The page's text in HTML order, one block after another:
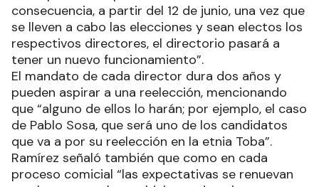
consecuencia, a partir del 12 de junio, una vez que
se lleven a cabo las elecciones y sean electos los
respectivos directores, el directorio pasará a
tener un nuevo funcionamiento”.
El mandato de cada director dura dos años y
pueden aspirar a una reelección, mencionando
que “alguno de ellos lo harán; por ejemplo, el caso
de Pablo Sosa, que será uno de los candidatos
que va a por su reelección en la etnia Toba”.
Ramírez señaló también que como en cada
proceso comicial “las expectativas se renuevan